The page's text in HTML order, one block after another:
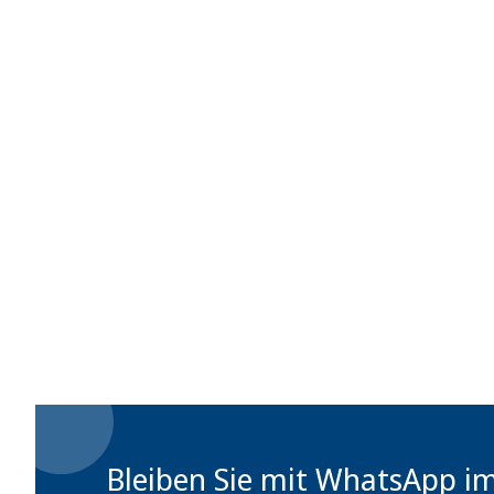
Bleiben Sie mit WhatsApp